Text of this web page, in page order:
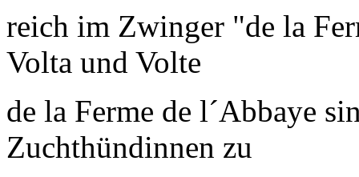
reich im Zwinger "de la
Volta und Volte
de la Ferme de l´Abbaye
Zuchthündinnen zu